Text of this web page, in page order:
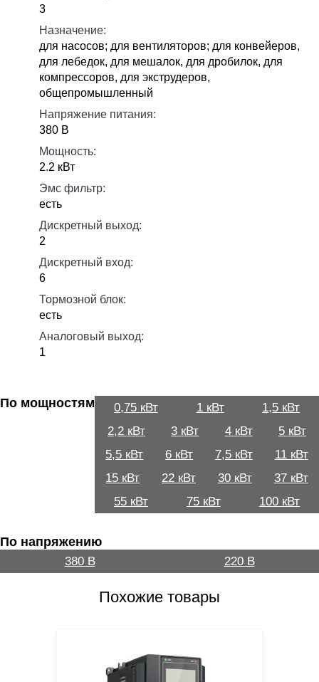
3
Назначение:
для насосов; для вентиляторов; для конвейеров,
для лебедок, для мешалок, для дробилок, для
компрессоров, для экструдеров,
общепромышленный
Напряжение питания:
380 В
Мощность:
2.2 кВт
Эмс фильтр:
есть
Дискретный выход:
2
Дискретный вход:
6
Тормозной блок:
есть
Аналоговый выход:
1
По мощностям 0,75 кВт 1 кВт
1,5 кВт
2,2 кВт
3 кВт 4 кВт
5 кВт
5,5 кВт
6 кВт 7,5 кВт
11 кВт
15 кВт
22 кВт 30 кВт
37 кВт
55 кВт
75 кВт 100 кВт
По напряжению
380 В 220 В
Похожие товары